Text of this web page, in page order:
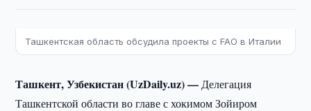
Ташкентская область обсудила проекты с FAO в Италии
Ташкент, Узбекистан (UzDaily.uz) —Делегация
Ташкентской области во главе с хокимом Зойиром